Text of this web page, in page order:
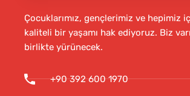
Çocuklarımız, gençlerimiz ve hepimiz
kaliteli bir yaşamı hak ediyoruz. Biz
birlikte yürünecek.
+90 392 600 1970